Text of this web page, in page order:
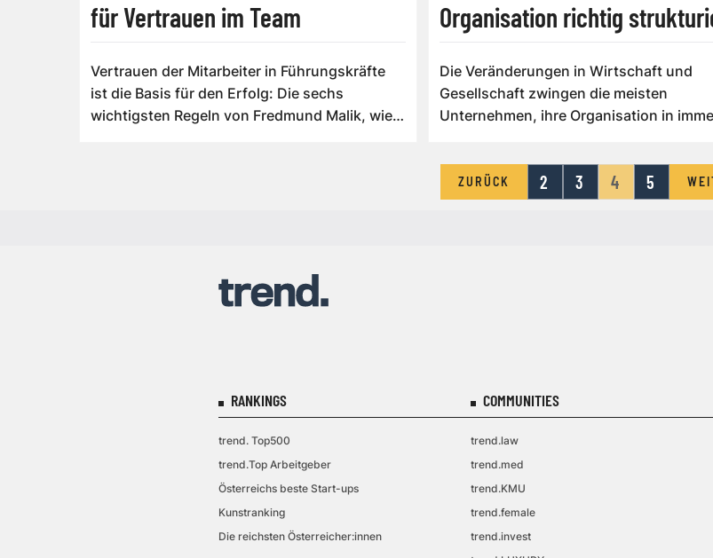
für Vertrauen im Team
Vertrauen der Mitarbeiter in Führungskräfte
ist die Basis für den Erfolg: Die sechs
wichtigsten Regeln von Fredmund Malik, wie
Organisation richtig
Die Veränderungen in Wirtschaft und
Gesellschaft zwingen die meisten
Unternehmen, ihre Organisation in
ZURÜCK 2 3 4 5
RANKINGS
trend. Top500
trend.Top Arbeitgeber
Österreichs beste Start-ups
Kunstranking
Die reichsten Österreicher:innen
COMMUNITIES
trend.law
trend.med
trend.KMU
trend.female
trend.invest